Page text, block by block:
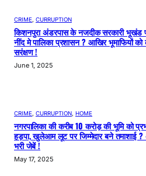
CRIME CURRUPTION
किशनपुरा अंडरपास के नजदीक सरकारी भूखंड
नींद मे पालिका प्रशासन ? आखिर भूमाफियों को
सरंक्षण !
June 1, 2025
CRIME CURRUPTION HOME
नगरपालिका की करीब 10 करोड़ की भूमि को
हड़पा, खुलेआम लूट पर जिम्मेदार बने तमाशाई ?
भरी जेबें !
May 17, 2025